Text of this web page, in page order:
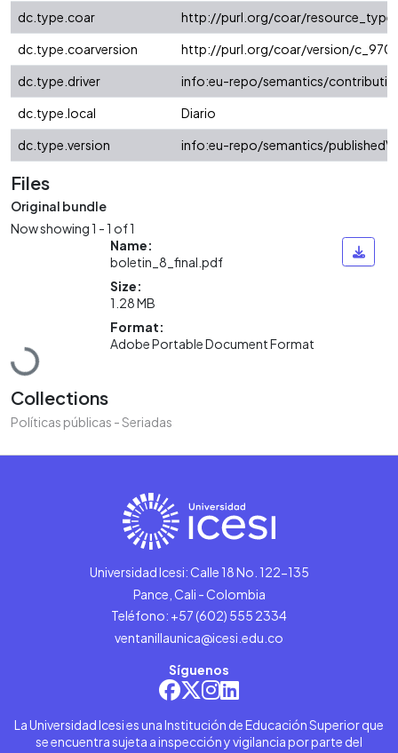
dc.type.coar
http://purl.org/coar/
dc.type.coarversion
http://purl.org/coar/version/
dc.type.driver
info:eu-repo/semantics/
dc.type.local
Diario
dc.type.version
info:eu-repo/semantics/
Files
Original bundle
Now showing1 - 1 of 1
Loading...
Name:
boletin_8_final.pdf
Size:
1.28 MB
Format:
Adobe Portable Document Format
Collections
Políticas públicas - Seriadas
Universidad Icesi: Calle 18 No. 122-135
Pance, Cali - Colombia
Teléfono: +57 (602) 555 2334
ventanillaunica@icesi.edu.co
Síguenos
La Universidad Icesi es una Institución de Educación Superior que
se encuentra sujeta a inspección y vigilancia por parte del